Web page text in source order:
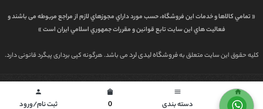
« تمامي كالاها و خدمات اين فروشگاه، حسب مورد داراي مجوزهاي لازم از مراجع مربوطه می باشند و
فعاليت هاي اين سايت تابع قوانين و مقررات جمهوري اسلامي ايران است »
کلیه حقوق این سایت متعلق بهفروشگاه لیدی لردمی باشد. هرگونه کپی برداری پیگرد قانونی دارد.
طراحی شده توسط | پاورگرافhome
خانه
menu
دسته بندی
shopping_bag
0
person
ثبت نام/ورود